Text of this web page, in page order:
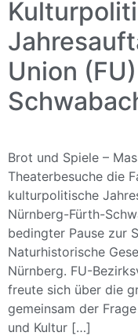
Union
Brot und Spiele –
Theaterbesuche die
kulturpolitische
Nürnberg-Fürth-
bedingter Pause zur
Naturhistorische
Nürnberg. FU-
freute sich über die
gemeinsam der
und Kultur […]